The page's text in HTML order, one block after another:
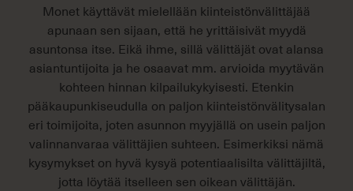
Monet käyttävät mielellään kiinteistönvälittäjää
apunaan sen sijaan, että he yrittäisivät myydä
asuntonsa itse. Eikä ihme, sillä välittäjät ovat alansa
asiantuntijoita ja he osaavat mm. arvioida myytävän
kohteen hinnan kilpailukykyisesti. Etenkin
pääkaupunkiseudulla on paljon kiinteistönvälitysalan
eri toimijoita, joten asunnon myyjällä on usein paljon
valinnanvaraa välittäjien suhteen. Esimerkiksi nämä
kysymykset on hyvä kysyä potentiaalisilta välittäjiltä,
jotta löytää itselleen sen oikean välittäjän.